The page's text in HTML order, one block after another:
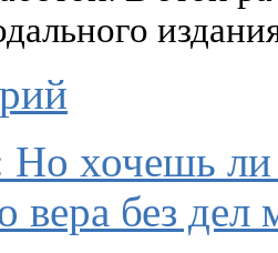
хочешь ли
вера без дел